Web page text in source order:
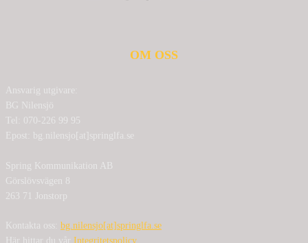
OM OSS
Ansvarig utgivare:
BG Nilensjö
Tel: 070-226 99 95
Epost: bg.nilensjo[at]springlfa.se
Spring Kommunikation AB
Görslövsvägen 8
263 71 Jonstorp
Kontakta oss: bg.nilensjo[at]springlfa.se
Här hittar du vår Integritetspolicy